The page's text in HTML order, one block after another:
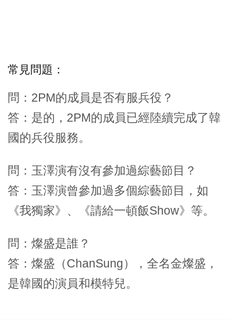
常見問題：
問：2PM的成員是否有服兵役？
答：是的，2PM的成員已經陸續完成了韓
國的兵役服務。
問：玉澤演有沒有參加過綜藝節目？
答：玉澤演曾參加過多個綜藝節目，如
《我獨家》、《請給一頓飯Show》等。
問：燦盛是誰？
答：燦盛（ChanSung），全名金燦盛，
是韓國的演員和模特兒。